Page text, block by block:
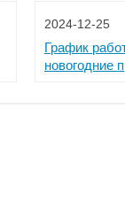
2024-12-25
График
новогодние